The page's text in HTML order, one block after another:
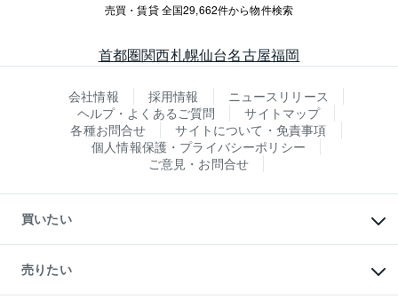
売買・賃貸 全国29,662件から物件検索
首都圏関西札幌仙台名古屋福岡
会社情報 採用情報
ニュースリリース
ヘルプ・よくあるご質問
サイトマップ
各種お問合せ
サイトについて・免責事項
個人情報保護・プライバシーポリシー
ご意見・お問合せ
買いたい
新築・分譲マンションの購入
中古マンションの購入
一戸建ての購入
売りたい